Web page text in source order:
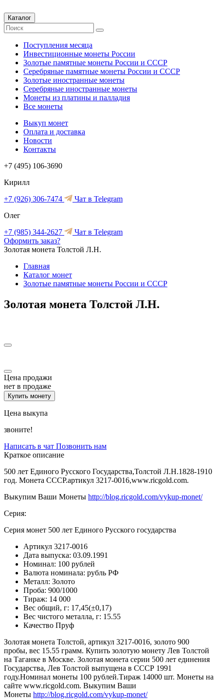
Каталог
Поступления месяца
Инвестиционные монеты России
Золотые памятные монеты России и СССР
Серебряные памятные монеты России и СССР
Золотые иностранные монеты
Серебряные иностранные монеты
Монеты из платины и палладия
Все монеты
Выкуп монет
Оплата и доставка
Новости
Контакты
+7 (495) 106-3690
Кирилл
+7 (926) 306-7474
Чат в Telegram
Олег
+7 (985) 344-2627
Чат в Telegram
Оформить заказ?
Золотая монета Толстой Л.Н.
Главная
Каталог монет
Золотые памятные монеты России и СССР
Золотая монета Толстой Л.Н.
Цена продажи
нет в продаже
Купить монету
Цена выкупа
звоните!
Написать в чат Позвонить нам
Краткое описание
500 лет Единого Русского Государства,Толстой Л.Н.1828-1910
год. Монета СССР.артикул 3217-0016,www.ricgold.com.
Выкупим Ваши Монеты http://blog.ricgold.com/vykup-monet/
Серия:
Серия монет 500 лет Единого Русского государства
Артикул 3217-0016
Дата выпуска: 03.09.1991
Номинал: 100 рублей
Валюта номинала: рубль РФ
Металл: Золото
Проба: 900/1000
Тираж: 14 000
Вес общий, г: 17,45(±0,17)
Вес чистого металла, г: 15.55
Качество Пруф
Золотая монета Толстой, артикул 3217-0016, золото 900
пробы, вес 15.55 грамм. Купить золотую монету Лев Толстой
на Таганке в Москве. Золотая монета серии 500 лет единения
Государства, Лев Толстой выпущена в СССР 1991
году.Номинал монеты 100 рублей.Тираж 14000 шт. Монеты на
сайте www.ricgold.com. Выкупим Ваши
Монеты http://blog.ricgold.com/vykup-monet/